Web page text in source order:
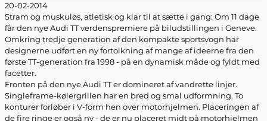
20-02-2014
Stram og muskuløs, atletisk og klar til at sætte i gang: Om 11 dage
får den nye Audi TT verdenspremiere på biludstillingen i Geneve.
Omkring tredje generation af den kompakte sportsvogn har
designerne udført en ny fortolkning af mange af ideerne fra den
første TT-generation fra 1998 - på en dynamisk måde og fyldt med
facetter.
Fronten på den nye Audi TT er domineret af vandrette linjer.
Singleframe-kølergrillen har en bred og smal udformning. To
konturer forløber i V-form hen over motorhjelmen. Placeringen af
de fire ringe er også ny - de er nu placeret midt på motorhjelmen